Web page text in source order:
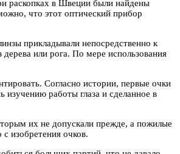
раскопках в Швеции были найдены
что этот оптический прибор
прикладывали непосредственно к
или рога. По мере использования
Согласно истории, первые очки
работы глаза и сделанное в
их не допускали прежде, а пожилые
изобретения очков.